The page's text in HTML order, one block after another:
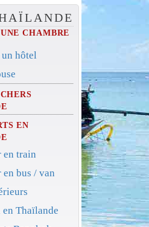
CHAMBRE
hôtel
EN
en train
en bus / van
en Thaïlande